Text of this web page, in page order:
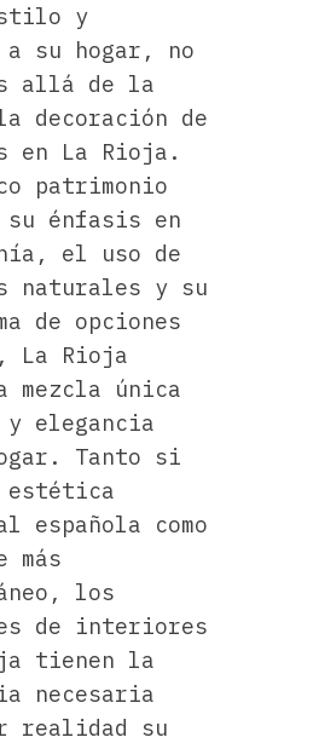
y
a su hogar, no
allá de la
decoración de
en La Rioja.
patrimonio
énfasis en
el uso de
naturales y su
de opciones
La Rioja
mezcla única
elegancia
Tanto si
estética
española como
más
los
de interiores
tienen la
necesaria
realidad su